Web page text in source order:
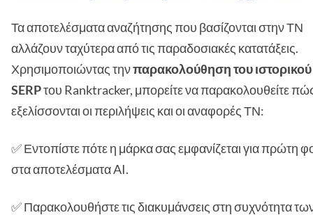
Τα αποτελέσματα αναζήτησης που βασίζονται στην ΤΝ
αλλάζουν ταχύτερα από τις παραδοσιακές κατατάξεις.
Χρησιμοποιώντας τηνπαρακολούθηση του ιστορικού
SERPτου Ranktracker, μπορείτε να παρακολουθείτε
εξελίσσονται οι περιλήψεις και οι αναφορές ΤΝ:
✅ Εντοπίστε πότε η μάρκα σας εμφανίζεται για πρώτη
στα αποτελέσματα AI.
✅ Παρακολουθήστε τις διακυμάνσεις στη συχνότητα